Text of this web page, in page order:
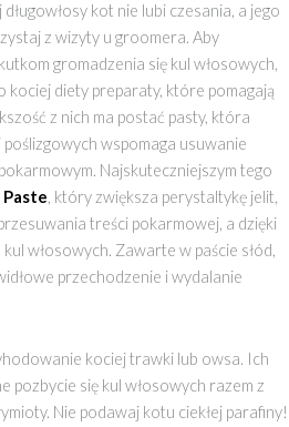
kot nie lubi czesania, a jego
z wizyty u groomera. Aby
gromadzenia się kul włosowych,
kociej diety preparaty, które pomagają
z nich ma postać pasty, która
wspomaga usuwanie
Najskuteczniejszym tego
, który zwiększa perystaltykę jelit,
treści pokarmowej, a dzięki
włosowych. Zawarte w paście słód,
przechodzenie i wydalanie
kociej trawki lub owsa. Ich
pozbycie się kul włosowych razem z
Nie podawaj kotu ciekłej parafiny!